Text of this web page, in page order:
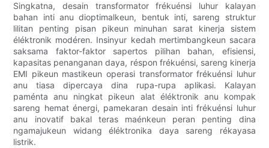
Singkatna, desain transformator frékuénsi luhur kalayan
bahan inti anu dioptimalkeun, bentuk inti, sareng struktur
lilitan penting pisan pikeun minuhan sarat kinerja sistem
éléktronik modéren. Insinyur kedah mertimbangkeun sacara
saksama faktor-faktor sapertos pilihan bahan, efisiensi,
kapasitas penanganan daya, réspon frékuénsi, sareng kinerja
EMI pikeun mastikeun operasi transformator frékuénsi luhur
anu tiasa dipercaya dina rupa-rupa aplikasi. Kalayan
paménta anu ningkat pikeun alat éléktronik anu kompak
sareng hemat énergi, pamekaran desain inti frékuénsi luhur
anu inovatif bakal teras maénkeun peran penting dina
ngamajukeun widang éléktronika daya sareng rékayasa
listrik.